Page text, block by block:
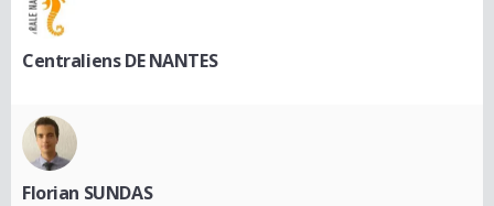
Centraliens DE NANTES
Florian SUNDAS